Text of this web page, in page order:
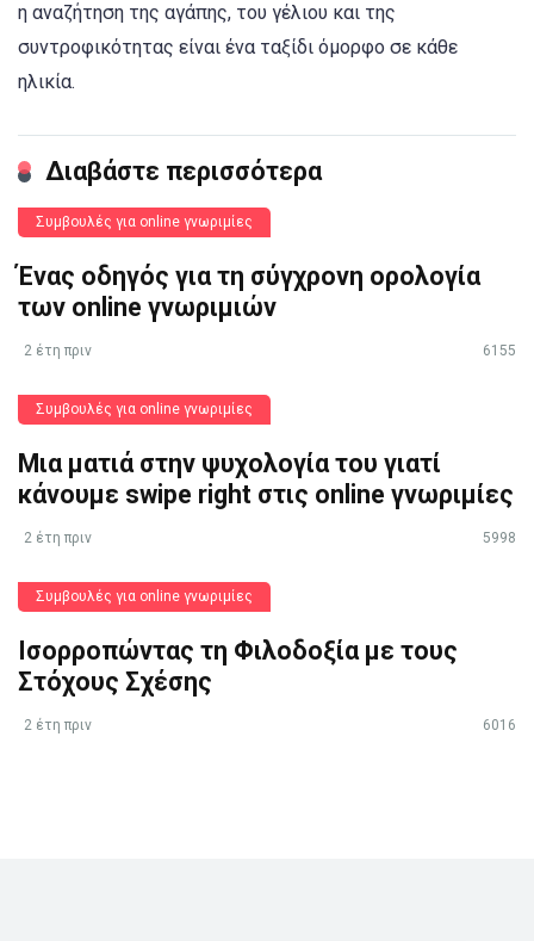
η αναζήτηση της αγάπης, του γέλιου και της
συντροφικότητας είναι ένα ταξίδι όμορφο σε κάθε
ηλικία.
Διαβάστε περισσότερα
Συμβουλές για online γνωριμίες
Ένας οδηγός για τη σύγχρονη ορολογία
των online γνωριμιών
2 έτη πριν 6155
Συμβουλές για online γνωριμίες
Μια ματιά στην ψυχολογία του γιατί
κάνουμε swipe right στις online γνωριμίες
2 έτη πριν 5998
Συμβουλές για online γνωριμίες
Ισορροπώντας τη Φιλοδοξία με τους
Στόχους Σχέσης
2 έτη πριν 6016